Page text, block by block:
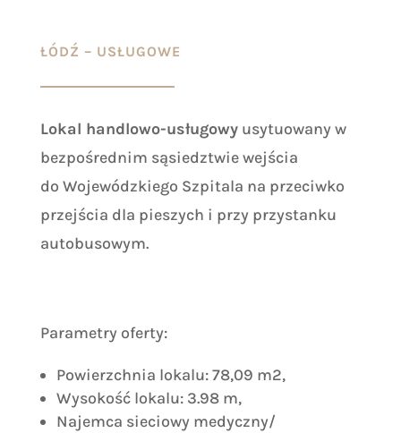
ŁÓDŹ – USŁUGOWE
Lokal handlowo-usługowy usytuowany w
bezpośrednim sąsiedztwie wejścia
do Wojewódzkiego Szpitala na przeciwko
przejścia dla pieszych i przy przystanku
autobusowym.
Parametry oferty:
Powierzchnia lokalu: 78,09 m2,
Wysokość lokalu: 3.98 m,
Najemca sieciowy medyczny/